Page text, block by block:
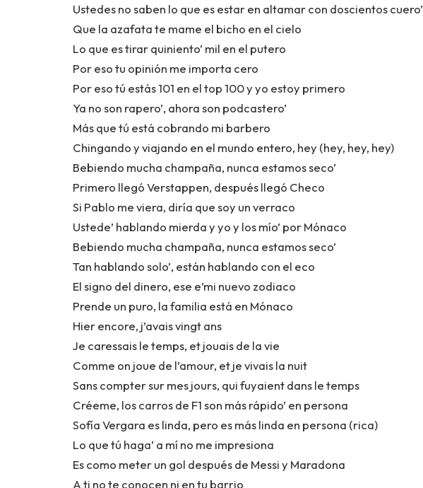
Ustedes no saben lo que es estar en altamar con doscientos cuero’
Que la azafata te mame el bicho en el cielo
Lo que es tirar quiniento’ mil en el putero
Por eso tu opinión me importa cero
Por eso tú estás 101 en el top 100 y yo estoy primero
Ya no son rapero’, ahora son podcastero’
Más que tú está cobrando mi barbero
Chingando y viajando en el mundo entero, hey (hey, hey, hey)
Bebiendo mucha champaña, nunca estamos seco’
Primero llegó Verstappen, después llegó Checo
Si Pablo me viera, diría que soy un verraco
Ustede’ hablando mierda y yo y los mío’ por Mónaco
Bebiendo mucha champaña, nunca estamos seco’
Tan hablando solo’, están hablando con el eco
El signo del dinero, ese e’mi nuevo zodiaco
Prende un puro, la familia está en Mónaco
Hier encore, j’avais vingt ans
Je caressais le temps, et jouais de la vie
Comme on joue de l’amour, et je vivais la nuit
Sans compter sur mes jours, qui fuyaient dans le temps
Créeme, los carros de F1 son más rápido’ en persona
Sofía Vergara es linda, pero es más linda en persona (rica)
Lo que tú haga’ a mí no me impresiona
Es como meter un gol después de Messi y Maradona
A ti no te conocen ni en tu barrio